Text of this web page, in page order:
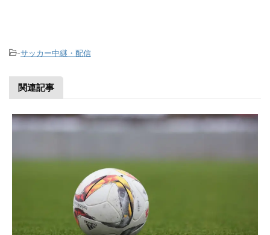
-サッカー中継・配信
関連記事